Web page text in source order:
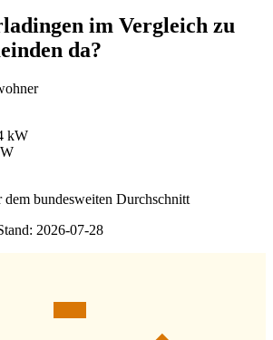
im Vergleich zu
da?
kW
bundesweiten Durchschnitt
2026-07-28